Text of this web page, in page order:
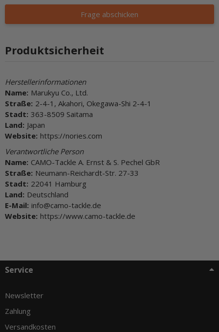
Frage abschicken
Produktsicherheit
Herstellerinformationen
Name: Marukyu Co., Ltd.
Straße: 2-4-1, Akahori, Okegawa-Shi 2-4-1
Stadt: 363-8509 Saitama
Land: Japan
Website: https://nories.com
Verantwortliche Person
Name: CAMO-Tackle A. Ernst & S. Pechel GbR
Straße: Neumann-Reichardt-Str. 27-33
Stadt: 22041 Hamburg
Land: Deutschland
E-Mail: info@camo-tackle.de
Website: https://www.camo-tackle.de
Service
Newsletter
Zahlung
Versandkosten